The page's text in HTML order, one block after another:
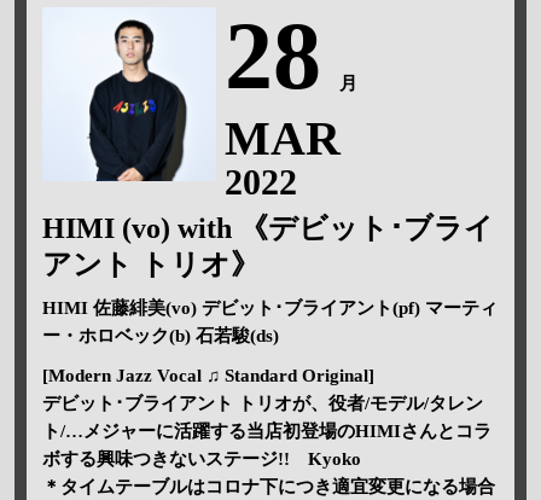
28 月
MAR
2022
HIMI (vo) with 《デビット･ブライ
アント トリオ》
HIMI 佐藤緋美(vo) デビット･ブライアント(pf) マーティ
ー・ホロベック(b) 石若駿(ds)
[Modern Jazz Vocal ♫ Standard Original]
デビット･ブライアント トリオが、役者/モデル/タレン
ト/…メジャーに活躍する当店初登場のHIMIさんとコラ
ボする興味つきないステージ!! Kyoko
＊タイムテーブルはコロナ下につき適宜変更になる場合